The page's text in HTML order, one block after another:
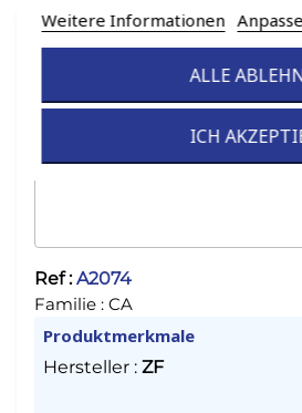
Weitere Informationen
ALLE
ICH
Ref :A2074
Familie : CA
Produktmerkmale
Hersteller : ZF